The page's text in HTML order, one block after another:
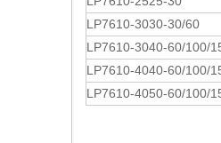
LP7610-3030-30/60
LP7610-3040-60/100/
LP7610-4040-60/100/
LP7610-4050-60/100/